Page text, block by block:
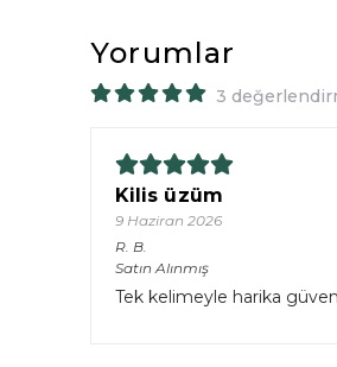
Yorumlar
3
Kilis üzüm
9 Haziran 2026
R. B.
Satın Alınmış
Tek kelimeyle harika